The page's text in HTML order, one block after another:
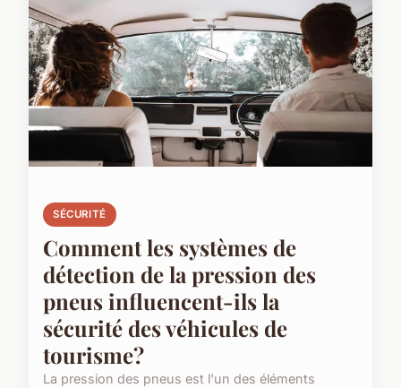
SÉCURITÉ
Comment les systèmes de
détection de la pression des
pneus influencent-ils la
sécurité des véhicules de
tourisme?
La pression des pneus est l'un des éléments